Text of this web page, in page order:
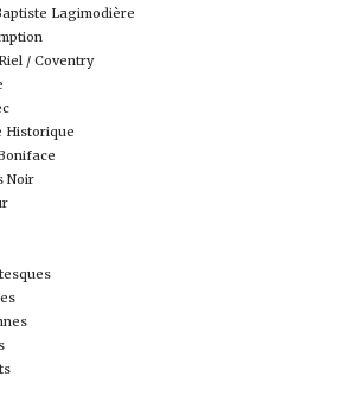
Lagimodière
/ Coventry
Historique
Noir